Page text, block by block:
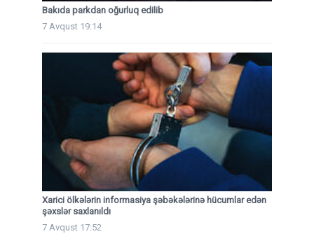
Bakıda parkdan oğurluq edilib
7 Avqust 19:14
Xarici ölkələrin informasiya şəbəkələrinə hücumlar edən
şəxslər saxlanıldı
7 Avqust 17:52